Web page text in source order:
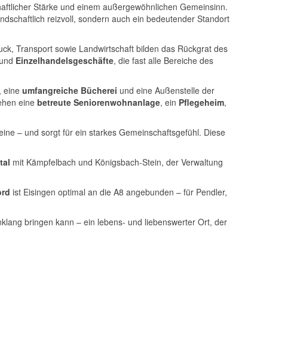
Stärke und einem außergewöhnlichen Gemeinsinn.
reizvoll, sondern auch ein bedeutender Standort
Transport sowie Landwirtschaft bilden das Rückgrat des
Einzelhandelsgeschäfte, die fast alle Bereiche des
, eine umfangreiche Bücherei und eine Außenstelle der
eine betreute Seniorenwohnanlage, ein Pflegeheim,
– und sorgt für ein starkes Gemeinschaftsgefühl. Diese
mit Kämpfelbach und Königsbach-Stein, der Verwaltung
ist Eisingen optimal an die A8 angebunden – für Pendler,
bringen kann – ein lebens- und liebenswerter Ort, der